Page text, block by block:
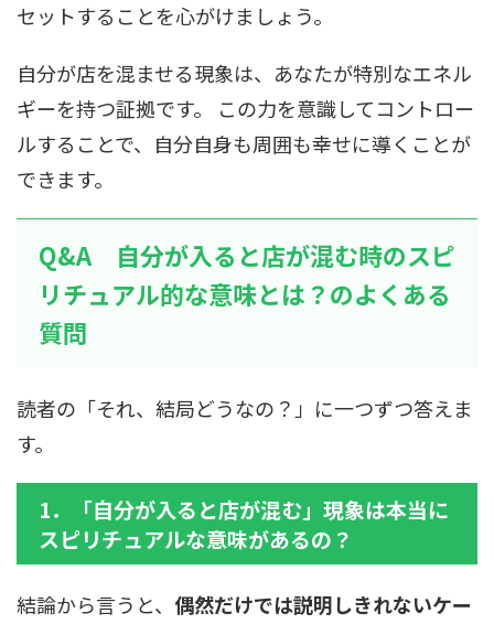
セットすることを心がけましょう。
自分が店を混ませる現象は、あなたが特別なエネル
ギーを持つ証拠です。 この力を意識してコントロー
ルすることで、自分自身も周囲も幸せに導くことが
できます。
Q&A 自分が入ると店が混む時のスピ
リチュアル的な意味とは？のよくある
質問
読者の「それ、結局どうなの？」に一つずつ答えま
す。
1．「自分が入ると店が混む」現象は本当に
スピリチュアルな意味があるの？
結論から言うと、 偶然だけでは説明しきれないケー